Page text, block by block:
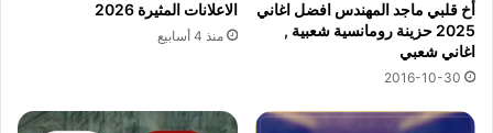
أخ قلبي ماجد المهندس افضل اغاني
2025 حزينة رومانسية شعبية ,
اغاني شعبي
2016-10-30
الاعلانات المثيرة 2026
منذ 4 أسابيع